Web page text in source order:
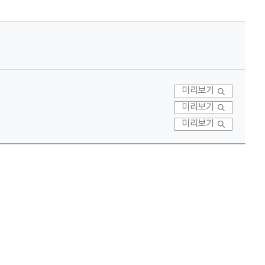
미리보기
미리보기
미리보기